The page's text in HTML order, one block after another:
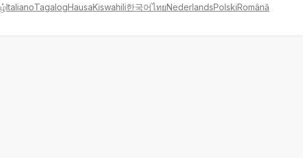
ItalianoTagalogHausaKiswahili한국어ไทยNederlandsPolskiRomână